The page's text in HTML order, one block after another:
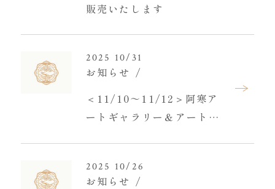
販売いたします
2025 10/31
お知らせ
＜11/10～11/12＞阿寒ア
ートギャラリー＆アートギ
2025 10/26
お知らせ